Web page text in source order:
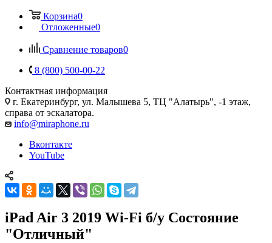
Корзина0
Отложенные0
Сравнение товаров0
8 (800) 500-00-22
Контактная информация
г. Екатеринбург, ул. Малышева 5, ТЦ "Алатырь", -1 этаж,
справа от эскалатора.
info@miraphone.ru
Вконтакте
YouTube
iPad Air 3 2019 Wi-Fi б/у Состояние
"Отличный"